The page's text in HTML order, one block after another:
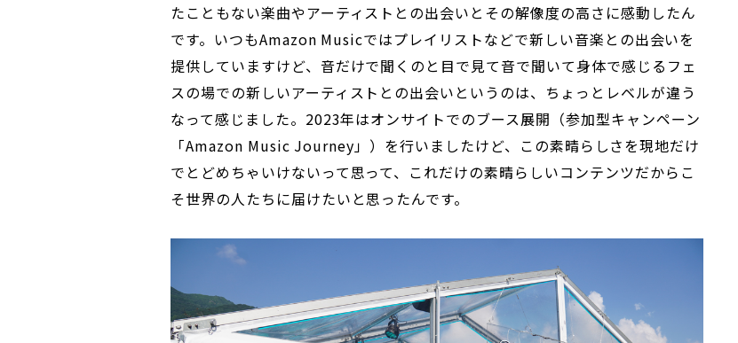
たこともない楽曲やアーティストとの出会いとその解像度の高さに感動したん
です。いつもAmazon Musicではプレイリストなどで新しい音楽との出会いを
提供していますけど、音だけで聞くのと目で見て音で聞いて身体で感じるフェ
スの場での新しいアーティストとの出会いというのは、ちょっとレベルが違う
なって感じました。2023年はオンサイトでのブース展開（参加型キャンペーン
「Amazon Music Journey」）を行いましたけど、この素晴らしさを現地だけ
でとどめちゃいけないって思って、これだけの素晴らしいコンテンツだからこ
そ世界の人たちに届けたいと思ったんです。